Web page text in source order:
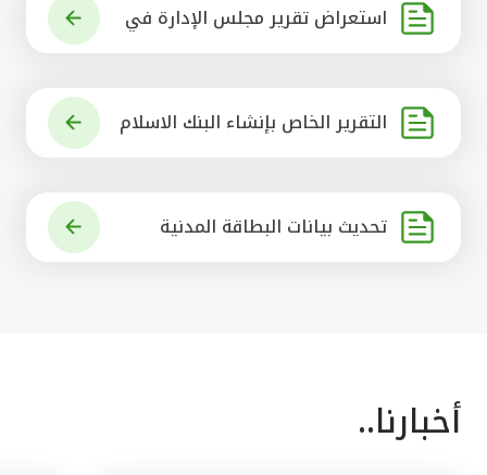
استعراض تقرير مجلس الإدارة في
التقرير الخاص بإنشاء البنك الاسلام
تحديث بيانات البطاقة المدنية
أخبارنا..